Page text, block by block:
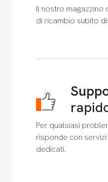
Il nostro magazzino
di ricambio subito
Per qualsiasi
risponde con
dedicati.